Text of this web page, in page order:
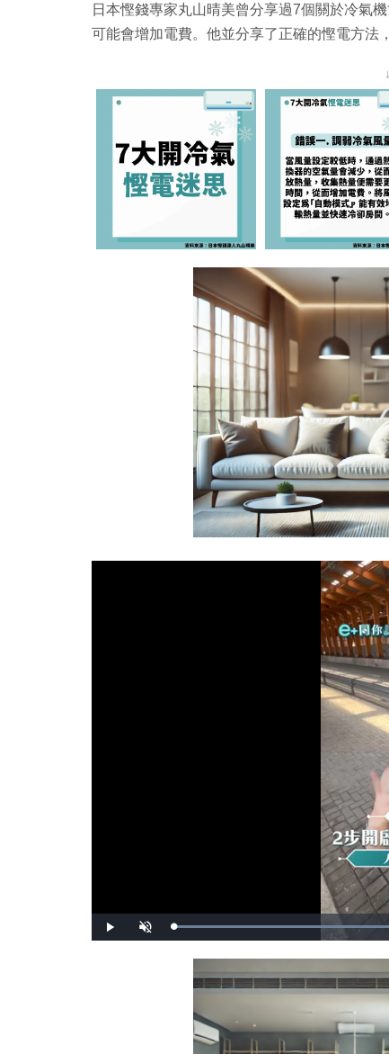
日本慳錢專家丸山晴美曾分享過7個關於冷氣
可能會增加電費。他並分享了正確的慳電方法
播
放
開
啟